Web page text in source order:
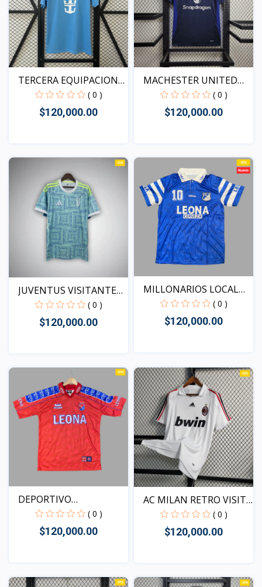
TERCERA EQUIPACION
DEL...
( 0 )
$120,000.00
Vista
MACHESTER UNITED
VISITA...
( 0 )
$120,000.00
Vista
JUVENTUS VISITANTE
2025...
( 0 )
$120,000.00
Vista
MILLONARIOS LOCAL
1996...
( 0 )
$120,000.00
Vista
DEPORTIVO
INDEPENDIENTE...
( 0 )
$120,000.00
Vista
AC MILAN RETRO VISITA
( 0 )
$120,000.00
Vista